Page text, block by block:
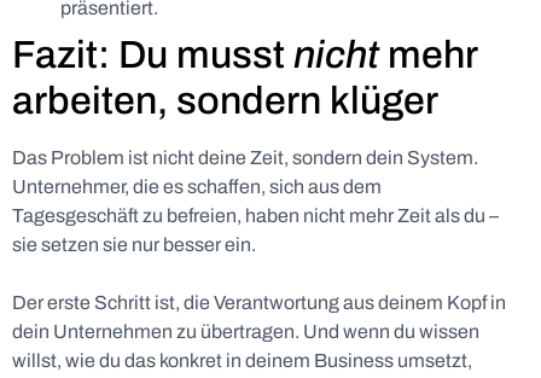
präsentiert.
Fazit: Du musst nichtmehr
arbeiten, sondern klüger
Das Problem ist nicht deine Zeit, sondern dein System.
Unternehmer, die es schaffen, sich aus dem
Tagesgeschäft zu befreien, haben nicht mehr Zeit als du –
sie setzen sie nur besser ein.
Der erste Schritt ist, die Verantwortung aus deinem Kopf in
dein Unternehmen zu übertragen. Und wenn du wissen
willst, wie du das konkret in deinem Business umsetzt,